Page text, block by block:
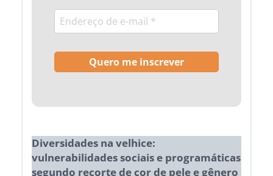
Diversidades na velhice:
vulnerabilidades sociais e programáticas
segundo recorte de cor de pele e gênero